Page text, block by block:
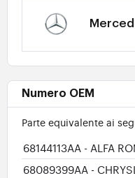
Numero OEM
Parte equivalente ai
68144113AA - ALFA
68089399AA -